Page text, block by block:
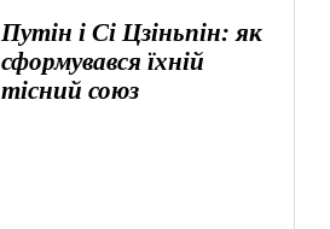
Путін і Сі Цзіньпін: як
сформувався їхній
тісний союз